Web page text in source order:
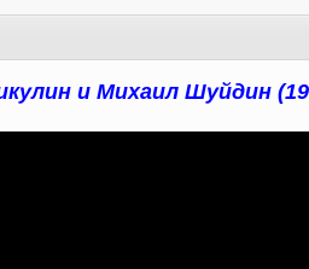
и Михаил Шуйдин